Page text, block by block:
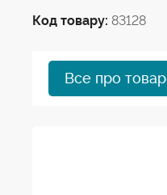
Код товару: 83128
Все про товар